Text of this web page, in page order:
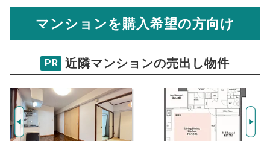
物件価格
万円
ご希望の
返済期間
年
都立大イーストハイツ
試算条件 61㎡・5階
推定売却価格：7303 万円
マンションを購入希望の方向け
PR 近隣マンションの売出し物件